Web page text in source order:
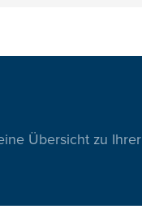
Übersicht zu